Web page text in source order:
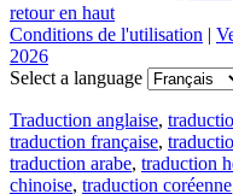
retour en haut
Conditions de l'utilisation |
2026
Select a language
Traduction anglaise,
traduction française,
traduction arabe, traduction
chinoise, traduction coréenne